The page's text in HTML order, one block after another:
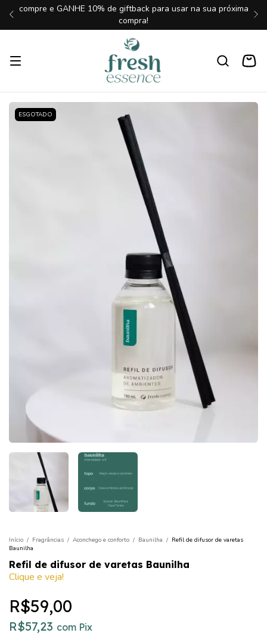
compre e GANHE 10% de giftback para usar na sua próxima
compra!
ESGOTADO
Início / Fragrâncias / Aconchego e conforto / Baunilha / Refil de difusor de varetas
Baunilha
Refil de difusor de varetas Baunilha
Clique e veja!
R$59,00
R$57,23 com Pix